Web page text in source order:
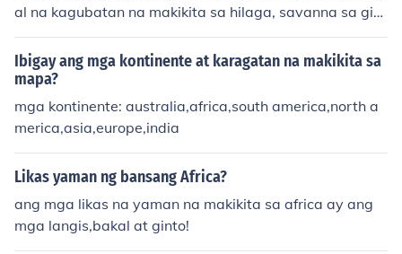
al na kagubatan na makikita sa hilaga, savanna sa gitn
ang bahagi, at disyertong anyong lupa sa timog. Karan
iwang makikita rin ang mga grasslands at mangrove fo
rests sa iba't ibang bahagi ng Africa.
Ibigay ang mga kontinente at karagatan na makikita sa
mapa?
mga kontinente: australia,africa,south america,north a
merica,asia,europe,india
Likas yaman ng bansang Africa?
ang mga likas na yaman na makikita sa africa ay ang
mga langis,bakal at ginto!